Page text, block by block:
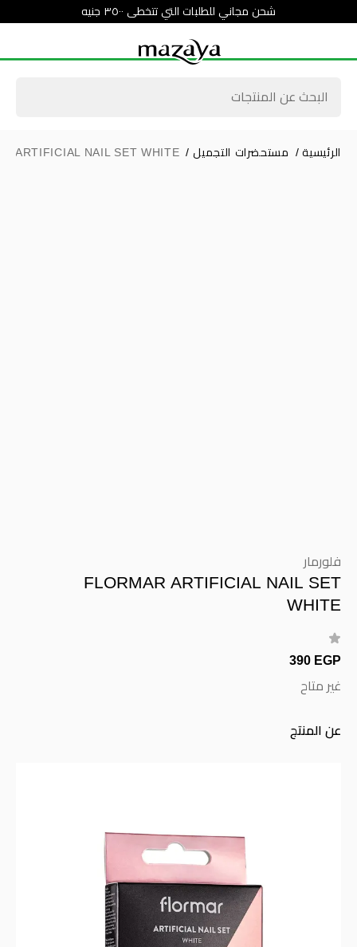
شحن مجاني للطلبات التي تتخطى ٣٥٠٠ جنيه
الرئيسية / مستحضرات التجميل /
ARTIFICIAL NAIL SET WHITE
فلورمار
FLORMAR ARTIFICIAL NAIL SET
WHITE
390 EGP
غير متاح
عن المنتج